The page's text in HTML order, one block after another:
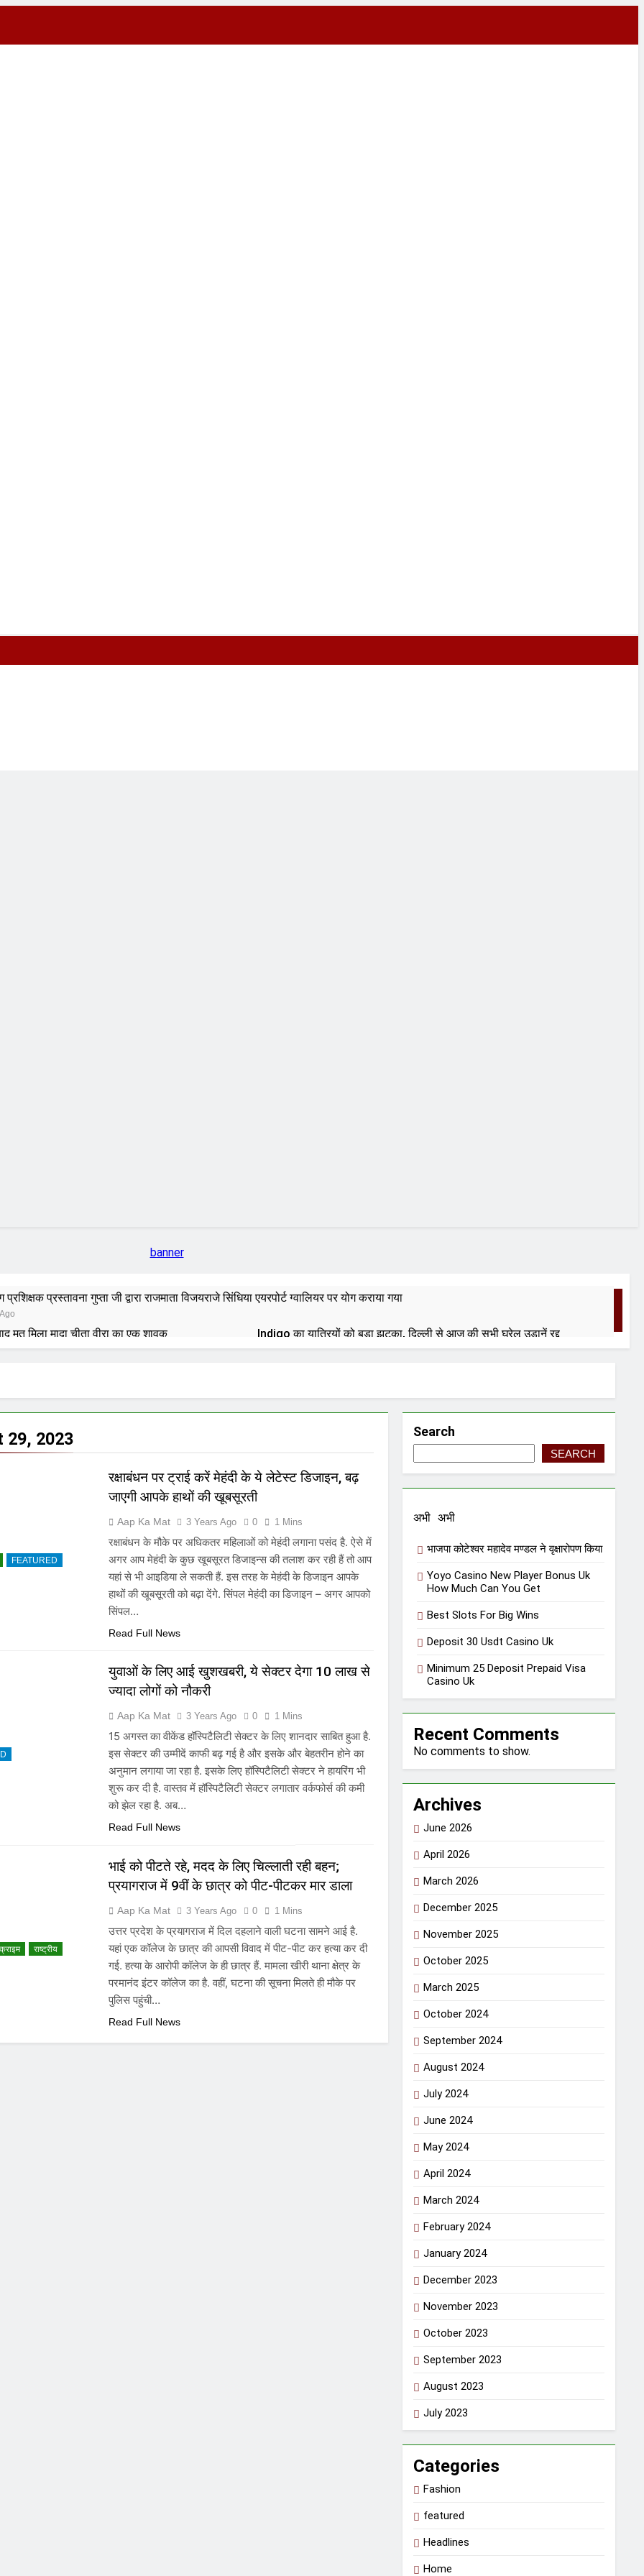
प्रस्तावना गुप्ता जी द्वारा राजमाता विजयराजे सिंधिया एयरपोर्ट ग्वालियर पर योग कराया गया
मिला मादा चीता वीरा का एक शावक Indigo का यात्रियों को बड़ा झटका, दिल्ली से आज की सभी घरेलू उड़ानें रद्द
8 Months Ago
फिर बढ़ा प्रदूषण, गंभीर श्रेणी में पहुंची हवा, AQI 400 के करीब, सांस लेना दूभर
नेताओं ने उठाए सवाल सुप्रीम कोर्ट के निर्देश के बाद एक्टिव हुआ टेलीकॉम मंत्रालय, जारी किया सिम
8 Months Ago
किला विस्फोट के 4 आरोपी 10 दिन NIA की हिरासत में, जांच तेजपटियाला हाउस कोर्ट
29, 2023
FEATURED
रक्षाबंधन पर ट्राई करें मेहंदी के ये लेटेस्ट डिजाइन, बढ़
जाएगी आपके हाथों की खूबसूरती
Aap Ka Mat 3 Years Ago 0 1 Mins
रक्षाबंधन के मौके पर अधिकतर महिलाओं को मेहंदी लगाना पसंद है. ऐसे में
अगर आप मेहंदी के कुछ खूबसूरत डिजाइन्स की तलाश कर रही हैं तो आप
यहां से भी आइडिया ले सकती हैं. इस तरह के मेहंदी के डिजाइन आपके
हाथों की खूबसूरती को बढ़ा देंगे. सिंपल मेहंदी का डिजाइन – अगर आपको
सिंपल…
Read Full News
युवाओं के लिए आई खुशखबरी, ये सेक्टर देगा 10 लाख से
ज्यादा लोगों को नौकरी
Aap Ka Mat 3 Years Ago 0 1 Mins
15 अगस्त का वीकेंड हॉस्पिटैलिटी सेक्टर के लिए शानदार साबित हुआ है.
इस सेक्टर की उम्मीदें काफी बढ़ गई है और इसके और बेहतरीन होने का
अनुमान लगाया जा रहा है. इसके लिए हॉस्पिटैलिटी सेक्टर ने हायरिंग भी
शुरू कर दी है. वास्तव में हॉस्पिटैलिटी सेक्टर लगातार वर्कफोर्स की कमी
को झेल रहा है. अब…
Read Full News
क्राइम राष्ट्रीय
भाई को पीटते रहे, मदद के लिए चिल्लाती रही बहन;
प्रयागराज में 9वीं के छात्र को पीट-पीटकर मार डाला
Aap Ka Mat 3 Years Ago 0 1 Mins
उत्तर प्रदेश के प्रयागराज में दिल दहलाने वाली घटना सामने आई है.
यहां एक कॉलेज के छात्र की आपसी विवाद में पीट-पीट कर हत्या कर दी
गई. हत्या के आरोपी कॉलेज के ही छात्र हैं. मामला खीरी थाना क्षेत्र के
परमानंद इंटर कॉलेज का है. वहीं, घटना की सूचना मिलते ही मौके पर
पुलिस पहुंची…
Read Full News
Search
SEARCH
अभी अभी
भाजपा कोटेश्वर महादेव मण्डल ने वृक्षारोपण किया
Yoyo Casino New Player Bonus Uk
How Much Can You Get
Best Slots For Big Wins
Deposit 30 Usdt Casino Uk
Minimum 25 Deposit Prepaid Visa
Casino Uk
Recent Comments
No comments to show.
Archives
June 2026
April 2026
March 2026
December 2025
November 2025
October 2025
March 2025
October 2024
September 2024
August 2024
July 2024
June 2024
May 2024
April 2024
March 2024
February 2024
January 2024
December 2023
November 2023
October 2023
September 2023
August 2023
July 2023
Categories
Fashion
featured
Headlines
Home